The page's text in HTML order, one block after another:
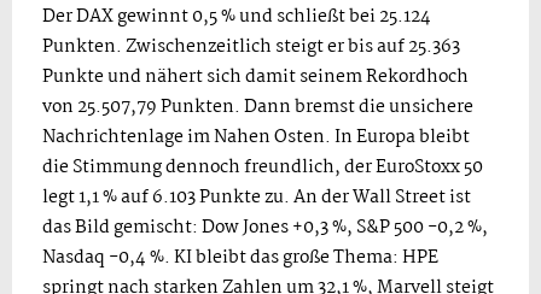
Der DAX gewinnt 0,5 % und schließt bei 25.124
Punkten. Zwischenzeitlich steigt er bis auf 25.363
Punkte und nähert sich damit seinem Rekordhoch
von 25.507,79 Punkten. Dann bremst die unsichere
Nachrichtenlage im Nahen Osten. In Europa bleibt
die Stimmung dennoch freundlich, der EuroStoxx 50
legt 1,1 % auf 6.103 Punkte zu. An der Wall Street ist
das Bild gemischt: Dow Jones +0,3 %, S&P 500 -0,2 %,
Nasdaq -0,4 %. KI bleibt das große Thema: HPE
springt nach starken Zahlen um 32,1 %, Marvell steigt